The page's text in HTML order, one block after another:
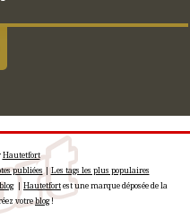
Hautetfort
publiées |Les tags les plus populaires
| Hautetfortest une marque déposée de la
votreblog!